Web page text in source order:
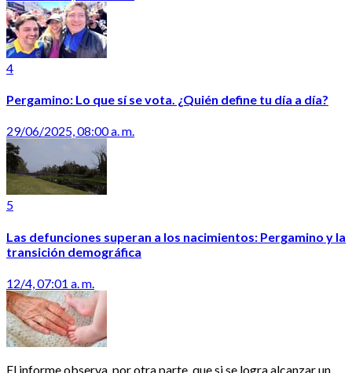
4
Pergamino: Lo que sí se vota. ¿Quién define tu día a día?
29/06/2025, 08:00 a. m.
5
Las defunciones superan a los nacimientos: Pergamino y la
transición demográfica
12/4, 07:01 a. m.
El informe observa, por otra parte, que si se logra alcanzar un